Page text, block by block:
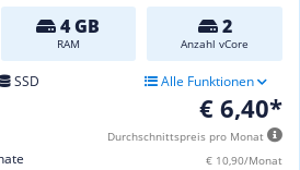
4 GB
RAM
2
Anzahl vCore
SSD Alle Funktionen
€ 6,40*
Durchschnittspreis pro Monat
€ 10,90/Monat